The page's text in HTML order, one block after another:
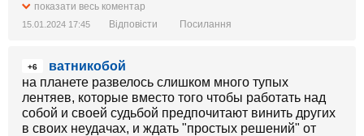
показати весь коментар
15.01.2024 17:45 Відповісти Посилання
+6
ватникобой
на планете развелось слишком много тупых
лентяев, которые вместо того чтобы работать над
собой и своей судьбой предпочитают винить других
в своих неудачах, и ждать "простых решений" от